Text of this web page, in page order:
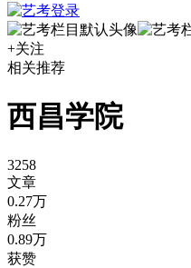
+关注
相关推荐
西昌学院
3258
文章
0.27万
粉丝
0.89万
获赞